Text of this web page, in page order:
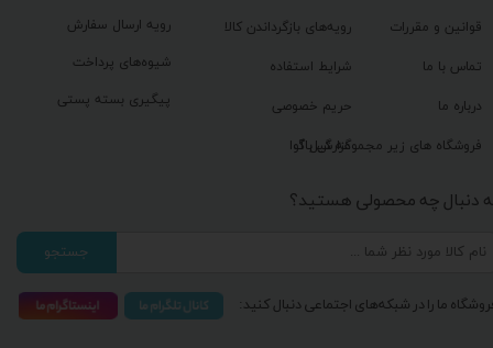
رویه ارسال سفارش
شیوه‌های پرداخت
پیگیری بسته پستی
رویه‌های بازگرداندن کالا
شرایط استفاده
حریم خصوصی
گزارش باگ
قوانین و مقررات
تماس با ما
درباره ما
فروشگاه های زیر مجموعه گیل آوا
دنبال چه محصولی هستید؟
جستجو
ما را در شبکه‌های اجتماعی دنبال کنید: